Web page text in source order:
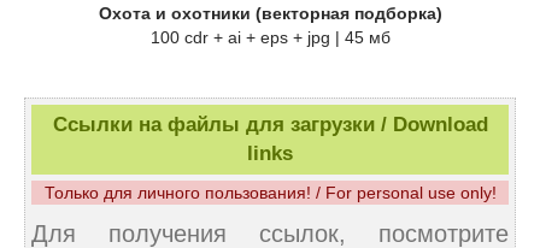
Охота и охотники (векторная подборка)
100 cdr + ai + eps + jpg | 45 мб
Ссылки на файлы для загрузки / Download
links
Только для личного пользования! / For personal use only!
Для получения ссылок, посмотрите